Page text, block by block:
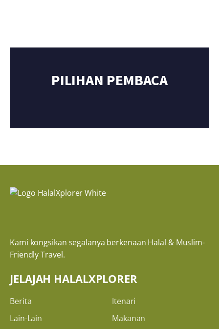
PILIHAN PEMBACA
Kami kongsikan segalanya berkenaan Halal & Muslim-
Friendly Travel.
JELAJAH HALALXPLORER
Berita
Itenari
Lain-Lain
Makanan